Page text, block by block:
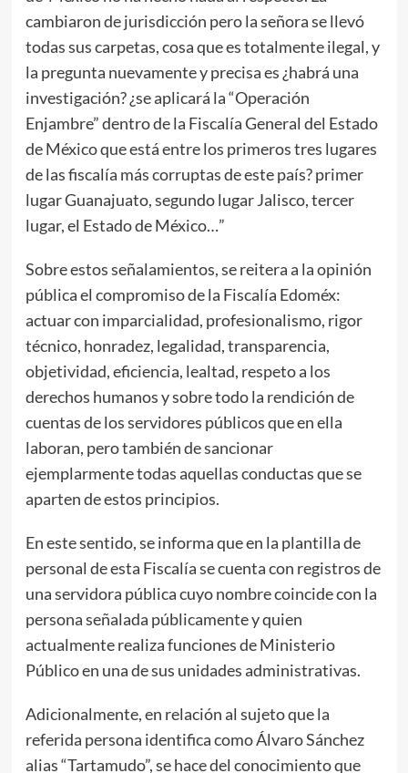
cambiaron de jurisdicción pero la señora se llevó
todas sus carpetas, cosa que es totalmente ilegal, y
la pregunta nuevamente y precisa es ¿habrá una
investigación? ¿se aplicará la “Operación
Enjambre” dentro de la Fiscalía General del Estado
de México que está entre los primeros tres lugares
de las fiscalía más corruptas de este país? primer
lugar Guanajuato, segundo lugar Jalisco, tercer
lugar, el Estado de México…”
Sobre estos señalamientos, se reitera a la opinión
pública el compromiso de la Fiscalía Edoméx:
actuar con imparcialidad, profesionalismo, rigor
técnico, honradez, legalidad, transparencia,
objetividad, eficiencia, lealtad, respeto a los
derechos humanos y sobre todo la rendición de
cuentas de los servidores públicos que en ella
laboran, pero también de sancionar
ejemplarmente todas aquellas conductas que se
aparten de estos principios.
En este sentido, se informa que en la plantilla de
personal de esta Fiscalía se cuenta con registros de
una servidora pública cuyo nombre coincide con la
persona señalada públicamente y quien
actualmente realiza funciones de Ministerio
Público en una de sus unidades administrativas.
Adicionalmente, en relación al sujeto que la
referida persona identifica como Álvaro Sánchez
alias “Tartamudo”, se hace del conocimiento que